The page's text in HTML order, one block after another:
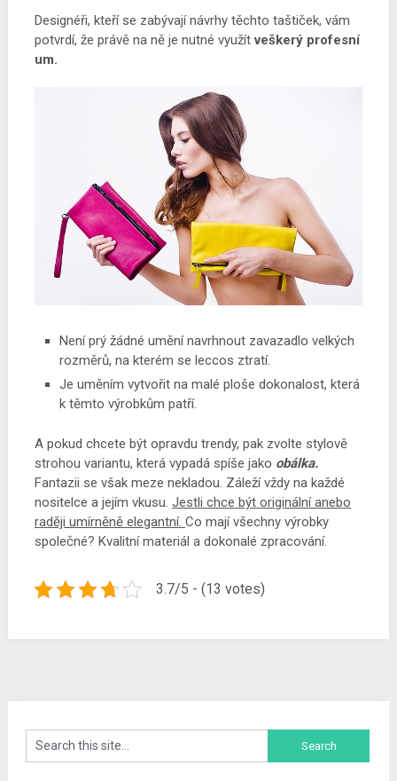
Designéři, kteří se zabývají návrhy těchto taštiček, vám
potvrdí, že právě na ně je nutné využítveškerý profesní
um.
Není prý žádné umění navrhnout zavazadlo velkých
rozměrů, na kterém se leccos ztratí.
Je uměním vytvořit na malé ploše dokonalost, která
k těmto výrobkům patří.
A pokud chcete být opravdu trendy, pak zvolte stylově
strohou variantu, která vypadá spíše jako obálka.
Fantazii se však meze nekladou. Záleží vždy na každé
nositelce a jejím vkusu. Jestli chce být originální anebo
raději umírněně elegantní. Co mají všechny výrobky
společné? Kvalitní materiál a dokonalé zpracování.
3.7/5 - (13 votes)